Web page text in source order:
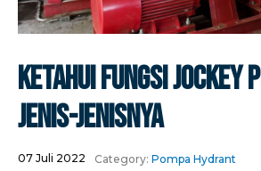
Ketahui Fungsi Jockey
Jenis-Jenisnya
07 Juli 2022 Category: Pompa Hydrant